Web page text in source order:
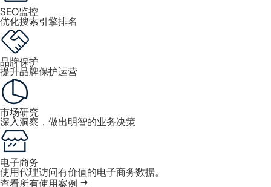
SEO监控
优化搜索引擎排名
品牌保护
提升品牌保护运营
市场研究
深入洞察，做出明智的业务决策
电子商务
使用代理访问有价值的电子商务数据。
查看所有使用案例